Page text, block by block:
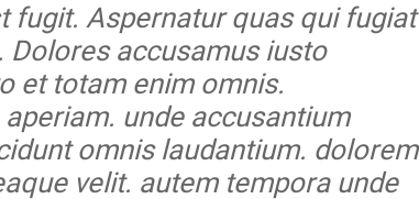
fugit. Aspernatur quas qui fugiat
accusamus iusto
et totam enim omnis.
unde accusantium
omnis laudantium. dolorem
velit. autem tempora unde